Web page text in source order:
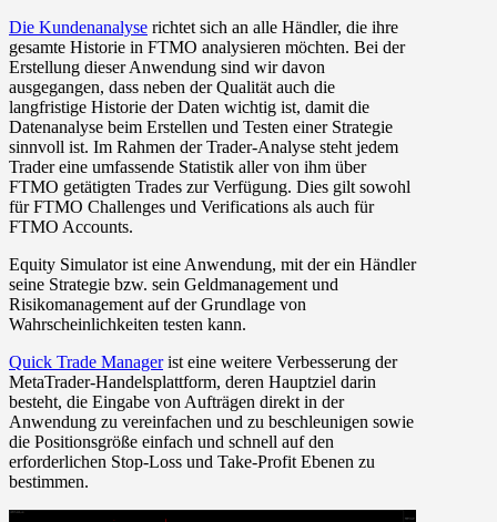
Die Kundenanalyse richtet sich an alle Händler, die ihre
gesamte Historie in FTMO analysieren möchten. Bei der
Erstellung dieser Anwendung sind wir davon
ausgegangen, dass neben der Qualität auch die
langfristige Historie der Daten wichtig ist, damit die
Datenanalyse beim Erstellen und Testen einer Strategie
sinnvoll ist. Im Rahmen der Trader-Analyse steht jedem
Trader eine umfassende Statistik aller von ihm über
FTMO getätigten Trades zur Verfügung. Dies gilt sowohl
für FTMO Challenges und Verifications als auch für
FTMO Accounts.
Equity Simulatorist eine Anwendung, mit der ein Händler
seine Strategie bzw. sein Geldmanagement und
Risikomanagement auf der Grundlage von
Wahrscheinlichkeiten testen kann.
Quick Trade Manager ist eine weitere Verbesserung der
MetaTrader-Handelsplattform, deren Hauptziel darin
besteht, die Eingabe von Aufträgen direkt in der
Anwendung zu vereinfachen und zu beschleunigen sowie
die Positionsgröße einfach und schnell auf den
erforderlichen Stop-Loss und Take-Profit Ebenen zu
bestimmen.